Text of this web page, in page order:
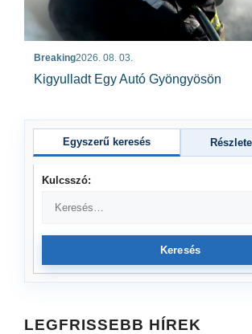
Breaking2026. 08. 03.
Kigyulladt Egy Autó Gyöngyösön
Egyszerű keresés
Kulcsszó:
Keresés
LEGFRISSEBB HÍREK